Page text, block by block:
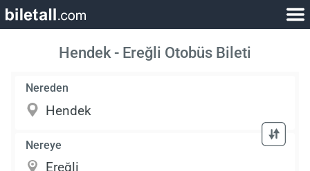
Hendek - Ereğli Otobüs Bileti
Nereden
Nereye